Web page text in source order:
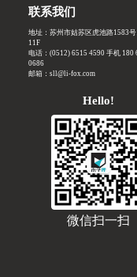
联系我们
地址：苏州市姑苏区虎池路1583
11F
电话：(0512) 6515 4590 手机 180
0686
邮箱：sll@li-fox.com
Hello!
微信扫一扫